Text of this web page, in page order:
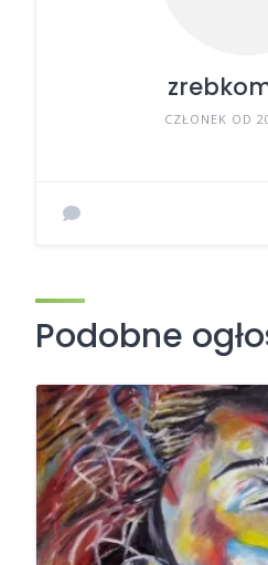
CZŁONEK OD
Podobne